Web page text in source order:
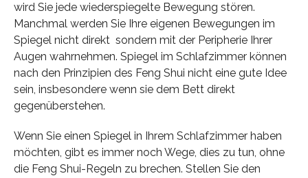
wird Sie jede wiederspiegelte Bewegung stören.
Manchmal werden Sie Ihre eigenen Bewegungen im
Spiegel nicht direkt sondern mit der Peripherie Ihrer
Augen wahrnehmen. Spiegel im Schlafzimmer können
nach den Prinzipien des Feng Shui nicht eine gute Idee
sein, insbesondere wenn sie dem Bett direkt
gegenüberstehen.
Wenn Sie einen Spiegel in Ihrem Schlafzimmer haben
möchten, gibt es immer noch Wege, dies zu tun, ohne
die Feng Shui-Regeln zu brechen. Stellen Sie den